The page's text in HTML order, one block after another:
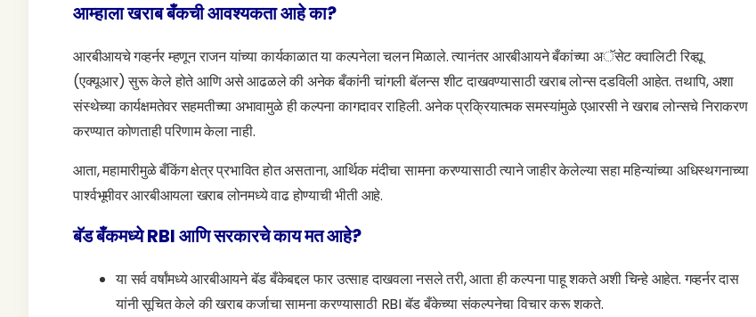
आम्हाला खराब बँकची आवश्यकता आहे का?
आरबीआयचे गव्हर्नर म्हणून राजन यांच्या कार्यकाळात या कल्पनेला चलन मिळाले. त्यानंतर आरबीआयने बँकांच्या अॅसेट क्वालिटी रिव्ह्यू
(एक्यूआर) सुरू केले होते आणि असे आढळले की अनेक बँकांनी चांगली बॅलन्स शीट दाखवण्यासाठी खराब लोन्स दडविली आहेत. तथापि, अशा
संस्थेच्या कार्यक्षमतेवर सहमतीच्या अभावामुळे ही कल्पना कागदावर राहिली. अनेक प्रक्रियात्मक समस्यांमुळे एआरसी ने खराब लोन्सचे निराकरण
करण्यात कोणताही परिणाम केला नाही.
आता, महामारीमुळे बँकिंग क्षेत्र प्रभावित होत असताना, आर्थिक मंदीचा सामना करण्यासाठी त्याने जाहीर केलेल्या सहा महिन्यांच्या अधिस्थगनाच्या
पार्श्वभूमीवर आरबीआयला खराब लोनमध्ये वाढ होण्याची भीती आहे.
बॅड बँकमध्ये RBI आणि सरकारचे काय मत आहे?
या सर्व वर्षांमध्ये आरबीआयने बॅड बँकेबद्दल फार उत्साह दाखवला नसले तरी, आता ही कल्पना पाहू शकते अशी चिन्हे आहेत. गव्हर्नर दास
यांनी सूचित केले की खराब कर्जाचा सामना करण्यासाठी RBI बॅड बँकेच्या संकल्पनेचा विचार करू शकते.